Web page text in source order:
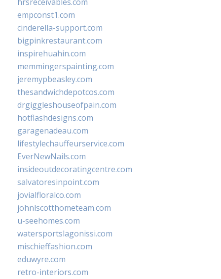
empconst1.com
cinderella-support.com
bigpinkrestaurant.com
inspirehuahin.com
memmingerspainting.com
jeremypbeasley.com
thesandwichdepotcos.com
drgiggleshouseofpain.com
hotflashdesigns.com
garagenadeau.com
lifestylechauffeurservice.com
EverNewNails.com
insideoutdecoratingcentre.com
salvatoresinpoint.com
jovialfloralco.com
johnlscotthometeam.com
u-seehomes.com
watersportslagonissi.com
mischieffashion.com
eduwyre.com
retro-interiors.com